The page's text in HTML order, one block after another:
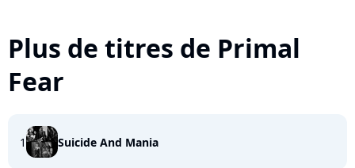
Plus de titres de Primal
Fear
1 Suicide And Mania